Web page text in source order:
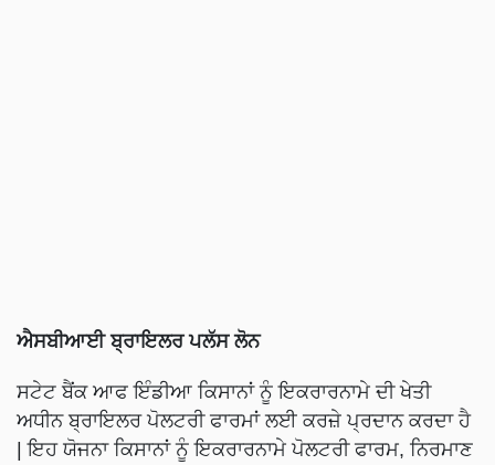
ਐਸਬੀਆਈ ਬ੍ਰਾਇਲਰ ਪਲੱਸ ਲੋਨ
ਸਟੇਟ ਬੈਂਕ ਆਫ ਇੰਡੀਆ ਕਿਸਾਨਾਂ ਨੂੰ ਇਕਰਾਰਨਾਮੇ ਦੀ ਖੇਤੀ
ਅਧੀਨ ਬ੍ਰਾਇਲਰ ਪੋਲਟਰੀ ਫਾਰਮਾਂ ਲਈ ਕਰਜ਼ੇ ਪ੍ਰਦਾਨ ਕਰਦਾ ਹੈ
| ਇਹ ਯੋਜਨਾ ਕਿਸਾਨਾਂ ਨੂੰ ਇਕਰਾਰਨਾਮੇ ਪੋਲਟਰੀ ਫਾਰਮ, ਨਿਰਮਾਣ